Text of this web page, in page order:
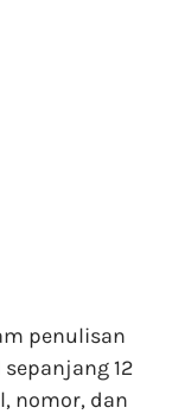
penulisan
12
nomor, dan